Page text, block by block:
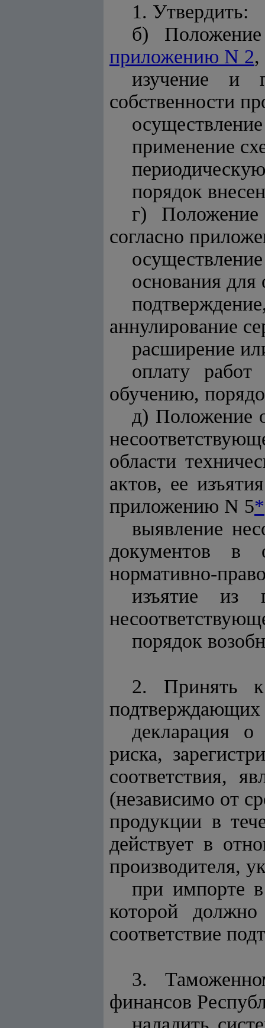
1. Утвердить:
б)
приложению N 2,
изучение и
собственности
применение
порядок
г) Положение
согласно
основания для
аннулирование
расширение
оплату
обучению,
д) Положение
области
актов, ее
приложению N 5*
выявление
документов в
нормативно-
изъятие из
порядок
2. Принять
подтверждающих
декларация
риска,
соответствия,
(независимо от
продукции в
действует в
производителя,
при импорте в
которой
соответствие
3.
финансов